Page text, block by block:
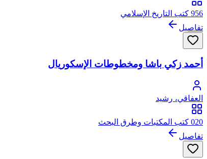
956 كتب التاريخ الإسلامي
تفاصيل
أحمد زكي باشا ومخطوطات الإسكوريال
العفاقي، رشيد
020 كتب المكتبات وطرق البحث
تفاصيل